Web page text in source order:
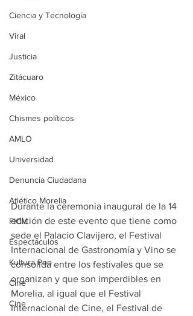
Ciencia y Tecnología
Viral
Justicia
Zitácuaro
México
Chismes políticos
AMLO
Universidad
Denuncia Ciudadana
Atlético Morelia
FICM
Espectáculos
Kultura Pop
Cine
Cine
Durante la ceremonia inaugural de la 14
edición de este evento que tiene como
sede el Palacio Clavijero, el Festival
Internacional de Gastronomía y Vino se
consolida entre los festivales que se
organizan y que son imperdibles en
Morelia, al igual que el Festival
Internacional de Cine, el Festival de